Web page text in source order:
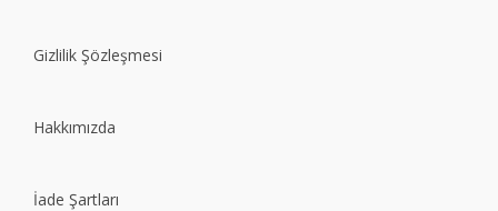
Gizlilik Şözleşmesi
Hakkımızda
İade Şartları